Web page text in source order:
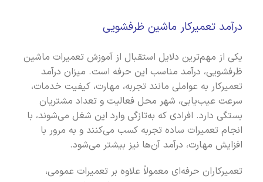
درآمد تعمیرکار ماشین ظرفشویی
یکی از مهم‌ترین دلایل استقبال از آموزش تعمیرات ماشین
ظرفشویی، درآمد مناسب این حرفه است. میزان درآمد
تعمیرکار به عواملی مانند تجربه، مهارت، کیفیت خدمات،
سرعت عیب‌یابی، شهر محل فعالیت و تعداد مشتریان
بستگی دارد. افرادی که به‌تازگی وارد این شغل می‌شوند، با
انجام تعمیرات ساده تجربه کسب می‌کنند و به مرور با
افزایش مهارت، درآمد آن‌ها نیز بیشتر می‌شود.
تعمیرکاران حرفه‌ای معمولاً علاوه بر تعمیرات عمومی،